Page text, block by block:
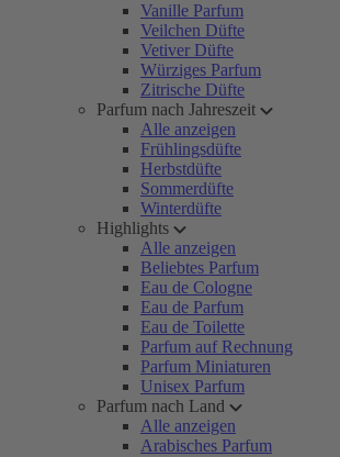
Vanille Parfum
Veilchen Düfte
Vetiver Düfte
Würziges Parfum
Zitrische Düfte
Parfum nach Jahreszeit
Alle anzeigen
Frühlingsdüfte
Herbstdüfte
Sommerdüfte
Winterdüfte
Highlights
Alle anzeigen
Beliebtes Parfum
Eau de Cologne
Eau de Parfum
Eau de Toilette
Parfum auf Rechnung
Parfum Miniaturen
Unisex Parfum
Parfum nach Land
Alle anzeigen
Arabisches Parfum